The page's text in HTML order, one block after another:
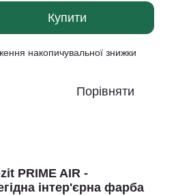
Купити
накопичувальної знижки
Порівняти
PRIME AIR -
інтер'єрна фарба